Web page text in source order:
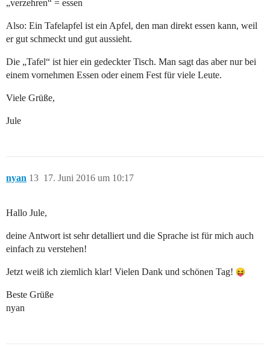
„verzehren“ = essen
Also: Ein Tafelapfel ist ein Apfel, den man direkt essen kann, weil
er gut schmeckt und gut aussieht.
Die „Tafel“ ist hier ein gedeckter Tisch. Man sagt das aber nur bei
einem vornehmen Essen oder einem Fest für viele Leute.
Viele Grüße,
Jule
nyan 17. Juni 2016 um 10:17
13
Hallo Jule,
deine Antwort ist sehr detalliert und die Sprache ist für mich auch
einfach zu verstehen!
Jetzt weiß ich ziemlich klar! Vielen Dank und schönen Tag!
Beste Grüße
nyan